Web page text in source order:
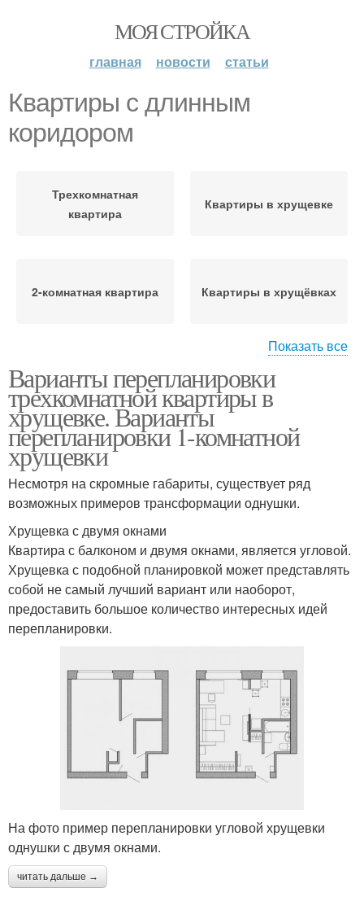
МОЯ СТРОЙКА
главная новости статьи
Квартиры с длинным
коридором
Трехкомнатная
квартира
Квартиры в хрущевке
2-комнатная квартира Квартиры в хрущёвках
коридора
Показать все
Варианты перепланировки
трехкомнатной квартиры в
хрущевке. Варианты
перепланировки 1-комнатной
хрущевки
Несмотря на скромные габариты, существует ряд
возможных примеров трансформации однушки.
Хрущевка с двумя окнами
Квартира с балконом и двумя окнами, является угловой.
Хрущевка с подобной планировкой может представлять
собой не самый лучший вариант или наоборот,
предоставить большое количество интересных идей
перепланировки.
На фото пример перепланировки угловой хрущевки
однушки с двумя окнами.
читать дальше →